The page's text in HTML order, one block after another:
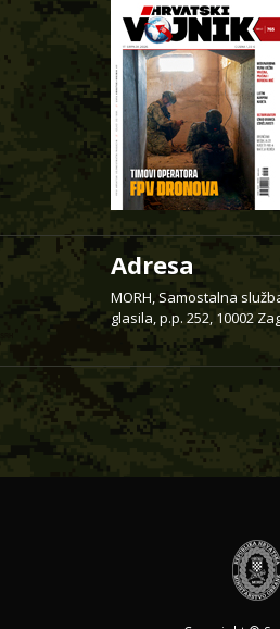
Adresa
MORH, Samostalna
glasila, p.p. 252, 10002